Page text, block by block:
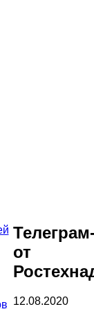
от
12.08.2020